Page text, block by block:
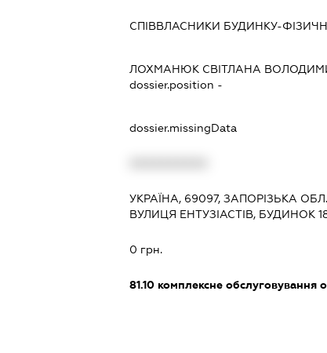
СПІВВЛАСНИКИ БУДИНКУ-
ЛОХМАНЮК СВІТЛАНА
dossier.position -
dossier.missingData
УКРАЇНА, 69097, ЗАПОРІЗЬКА
ВУЛИЦЯ ЕНТУЗІАСТІВ, БУДИНОК
0 грн.
81.10 комплексне обслуговування